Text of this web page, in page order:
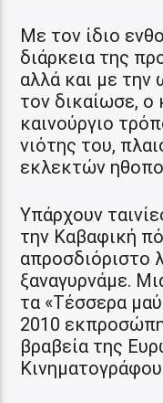
Με τον ίδιο
διάρκεια της
αλλά και με την
τον δικαίωσε, ο
καινούργιο
νιότης του,
εκλεκτών
Υπάρχουν
την Καβαφική
απροσδιόριστο
ξαναγυρνάμε.
τα «Τέσσερα
2010
βραβεία της